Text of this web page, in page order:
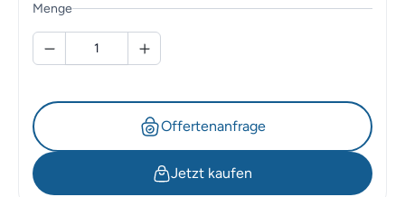
Menge
Offertenanfrage
Jetzt kaufen